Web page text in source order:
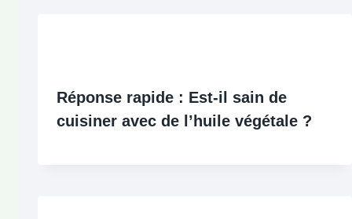
Réponse rapide : Est-il sain de
cuisiner avec de l’huile végétale ?